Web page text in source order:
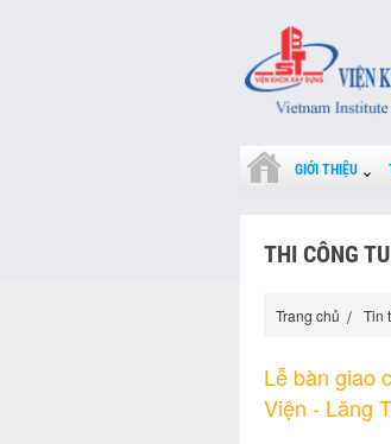
GIỚI THIỆU
THI CÔNG
Trang chủ Tin
Lễ bàn giao
Viện - Lăng